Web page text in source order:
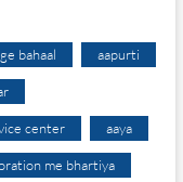
bahaal aapurti
center aaya
me bhartiya